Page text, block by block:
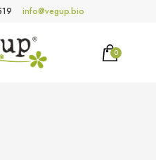
info@vegup.bio
0